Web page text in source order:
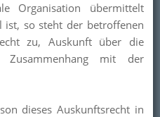
Organisation übermittelt
ist, so steht der betroffenen
zu, Auskunft über die
Zusammenhang mit der
dieses Auskunftsrecht in